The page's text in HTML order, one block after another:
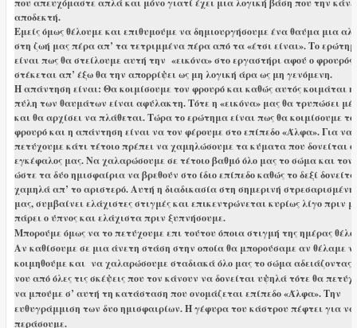
που απευχόμαστε απλά και μόνο γιατί έχει μια λογική βάση που την
αποδεκτή.
Εμείς όμως θέλουμε και επιθυμούμε να δημιουργήσουμε ένα θαύμα μια
στη ζωή μας πέρα απ’ τα τετριμμένα πέρα από τα «έτσι είναι». Το
είναι πως θα στείλουμε αυτή την «εικόνα» στο εργαστήρι αφού ο φρουρός
στέκεται απ’ έξω θα την απορρίψει ως μη λογική άρα ως μη γενόμενη.
Η απάντηση είναι: Θα κοιμίσουμε τον φρουρό και καθώς αυτός κοιμάται η
πύλη των θαυμάτων είναι αφύλακτη. Τότε η «εικόνα» μας θα τρυπώσει
και θα αρχίσει να πλάθεται. Τώρα το ερώτημα είναι πως θα κοιμίσουμε
φρουρό και η απάντηση είναι να τον φέρουμε στο επίπεδο «Άλφα». Για να
πετύχουμε κάτι τέτοιο πρέπει να χαμηλώσουμε τα κύματα που δονείται ο
εγκέφαλος μας. Να χαλαρώσουμε σε τέτοιο βαθμό όλο μας το σώμα και τον
ώστε τα δύο ημισφαίρια να βρεθούν στο ίδιο επίπεδο καθώς το δεξί
χαμηλά απ’ το αριστερό. Αυτή η διαδικασία στη σημερινή στρεσαρισμένη
μας, συμβαίνει ελάχιστες στιγμές και επικεντρώνεται κυρίως λίγο πριν
πάρει ο ύπνος και ελάχιστα πριν ξυπνήσουμε.
Μπορούμε όμως να το πετύχουμε επι τούτου όποια στιγμή της ημέρας
Αν καθίσουμε σε μια άνετη στάση στην οποία θα μπορούσαμε αν θέλαμε
κοιμηθούμε και να χαλαρώσουμε σταδιακά όλο μας το σώμα αδειάζοντας
νου από όλες τις σκέψεις που τον κάνουν να δονείται υψηλά τότε θα
να μπούμε σ’ αυτή τη κατάσταση που ονομάζεται επίπεδο «Άλφα». Την
ευθυγράμμιση των δυο ημισφαιρίων. Η γέφυρα του κάστρου πέφτει για να
περάσουμε.